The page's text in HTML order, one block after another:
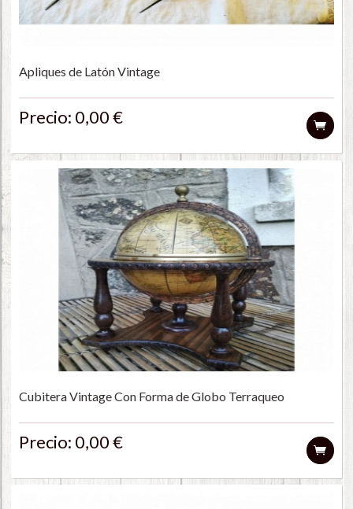
Apliques de Latón Vintage
Precio: 0,00 €
Cubitera Vintage Con Forma de Globo Terraqueo
Precio: 0,00 €